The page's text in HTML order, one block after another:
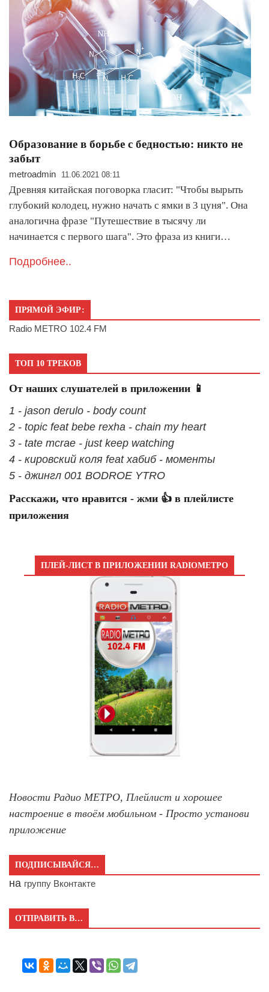
Образование в борьбе с бедностью: никто не
забыт
metroadmin 11.06.2021 08:11
Древняя китайская поговорка гласит: "Чтобы вырыть
глубокий колодец, нужно начать с ямки в 3 цуня". Она
аналогична фразе "Путешествие в тысячу ли
начинается с первого шага". Это фраза из книги…
Подробнее..
ПРЯМОЙ ЭФИР:
Radio METRO 102.4 FM
ТОП 10 ТРЕКОВ
От наших слушателей в приложении 📱
1 - jason derulo - body count
2 - topic feat bebe rexha - chain my heart
3 - tate mcrae - just keep watching
4 - кировский коля feat хабиб - моменты
5 - джингл 001 BODROE YTRO
Расскажи, что нравится - жми 👍 в плейлисте
приложения
ПЛЕЙ-ЛИСТ В ПРИЛОЖЕНИИ RADIOМЕТРО
Новости Радио МЕТРО, Плейлист и хорошее
настроение в твоём мобильном - Просто установи
приложение
ПОДПИСЫВАЙСЯ…
на группу Вконтакте
ОТПРАВИТЬ В…